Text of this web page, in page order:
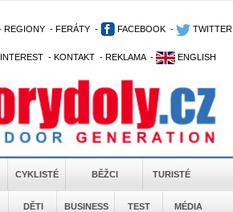
REGIONY - FERÁTY - FACEBOOK - TWITTER
- KONTAKT - REKLAMA - ENGLISH
CYKLISTÉ BĚŽCI TURISTÉ
DĚTI BUSINESS TEST MÉDIA